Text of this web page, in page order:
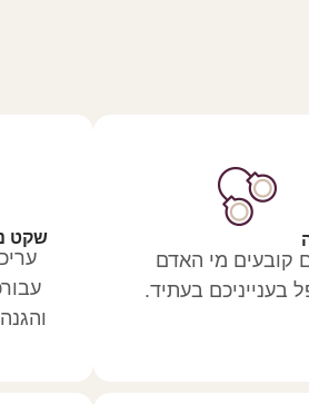
קובעים מי האדם
בענייניכם בעתיד.
שקט